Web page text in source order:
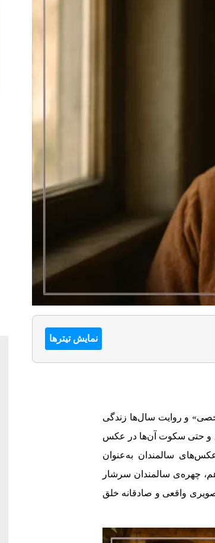
نمایش تیترها
و روایت سال‌ها زندگی
و حتی سکوت آن‌ها در عکس
سالمندان به‌عنوان
چهره‌ی سالمندان سرشار
واقعی و صادقانه خلق